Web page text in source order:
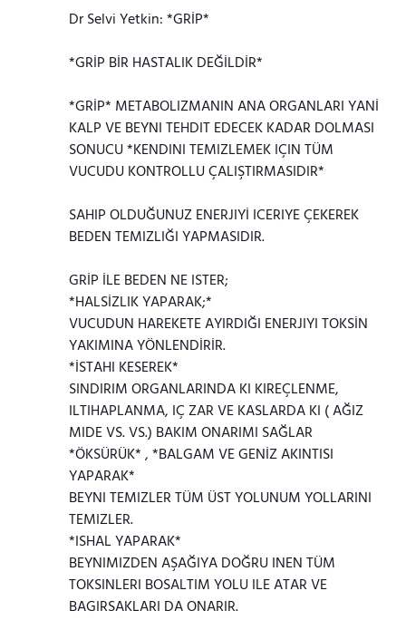
Dr Selvi Yetkin: *GRİP*
*GRİP BİR HASTALIK DEĞİLDİR*
*GRİP* METABOLIZMANIN ANA ORGANLARI YANİ
KALP VE BEYNI TEHDIT EDECEK KADAR DOLMASI
SONUCU *KENDINI TEMIZLEMEK IÇIN TÜM
VUCUDU KONTROLLU ÇALIŞTIRMASIDIR*
SAHIP OLDUĞUNUZ ENERJIYİ ICERIYE ÇEKEREK
BEDEN TEMIZLIĞI YAPMASIDIR.
GRİP İLE BEDEN NE ISTER;
*HALSİZLIK YAPARAK;*
VUCUDUN HAREKETE AYIRDIĞI ENERJIYI TOKSİN
YAKIMINA YÖNLENDİRİR.
*İSTAHI KESEREK*
SINDIRIM ORGANLARINDA KI KIREÇLENME,
ILTIHAPLANMA, IÇ ZAR VE KASLARDA KI ( AĞIZ
MIDE VS. VS.) BAKIM ONARIMI SAĞLAR
*ÖKSÜRÜK* , *BALGAM VE GENİZ AKINTISI
YAPARAK*
BEYNI TEMIZLER TÜM ÜST YOLUNUM YOLLARINI
TEMIZLER.
*ISHAL YAPARAK*
BEYNIMIZDEN AŞAĞIYA DOĞRU INEN TÜM
TOKSINLERI BOSALTIM YOLU ILE ATAR VE
BAGIRSAKLARI DA ONARIR.